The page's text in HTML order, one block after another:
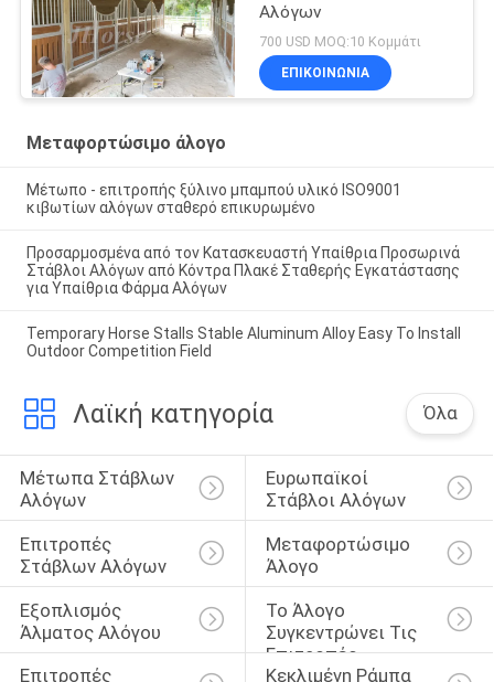
Αλόγων
700 USD MOQ:10 Κομμάτι
ΕΠΙΚΟΙΝΩΝΙΑ
Μεταφορτώσιμο άλογο
Μέτωπο - επιτροπής ξύλινο μπαμπού υλικό ISO9001
κιβωτίων αλόγων σταθερό επικυρωμένο
Προσαρμοσμένα από τον Κατασκευαστή Υπαίθρια Προσωρινά
Στάβλοι Αλόγων από Κόντρα Πλακέ Σταθερής Εγκατάστασης
για Υπαίθρια Φάρμα Αλόγων
Temporary Horse Stalls Stable Aluminum Alloy Easy To Install
Outdoor Competition Field
Λαϊκή κατηγορία Όλα
Μέτωπα Στάβλων
Αλόγων
Ευρωπαϊκοί
Στάβλοι Αλόγων
Επιτροπές
Στάβλων Αλόγων
Μεταφορτώσιμο
Άλογο
Εξοπλισμός
Άλματος Αλόγου
Το Άλογο
Συγκεντρώνει Τις
Επιτροπές
Επιτροπές
Κεκλιμένη Ράμπα